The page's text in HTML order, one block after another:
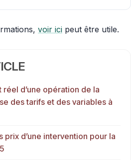
voir ici peut être utile.
réel d’une opération de la
des tarifs et des variables à
prix d’une intervention pour la